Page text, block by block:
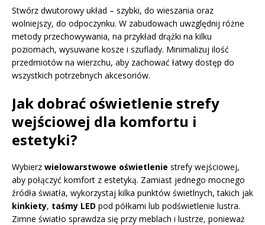
Stwórz dwutorowy układ – szybki, do wieszania oraz
wolniejszy, do odpoczynku. W zabudowach uwzględnij różne
metody przechowywania, na przykład drążki na kilku
poziomach, wysuwane kosze i szuflady. Minimalizuj ilość
przedmiotów na wierzchu, aby zachować łatwy dostęp do
wszystkich potrzebnych akcesoriów.
Jak dobrać oświetlenie strefy
wejściowej dla komfortu i
estetyki?
Wybierz wielowarstwowe oświetlenie strefy wejściowej,
aby połączyć komfort z estetyką. Zamiast jednego mocnego
źródła światła, wykorzystaj kilka punktów świetlnych, takich jak
kinkiety, taśmy LED pod półkami lub podświetlenie lustra.
Zimne światło sprawdza się przy meblach i lustrze, ponieważ